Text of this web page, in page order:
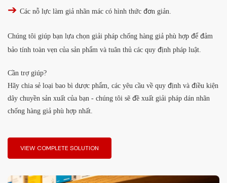
➔ Các nỗ lực làm giả nhãn mác có hình thức đơn giản.
Chúng tôi giúp bạn lựa chọn giải pháp chống hàng giả phù hợp để đảm
bảo tính toàn vẹn của sản phẩm và tuân thủ các quy định pháp luật.
Cần trợ giúp?
Hãy chia sẻ loại bao bì dược phẩm, các yêu cầu về quy định và điều kiện
dây chuyền sản xuất của bạn - chúng tôi sẽ đề xuất giải pháp dán nhãn
chống hàng giả phù hợp nhất.
VIEW COMPLETE SOLUTION